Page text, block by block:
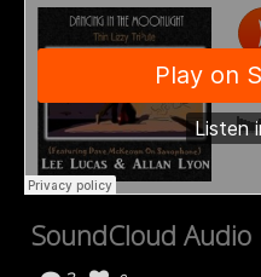
SoundCloud Audio